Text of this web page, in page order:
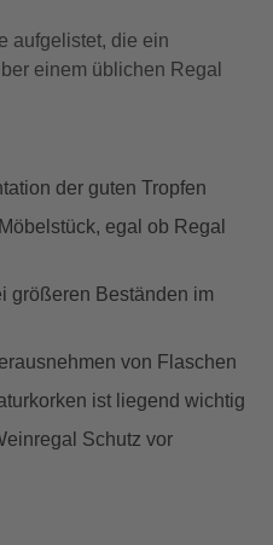
aufgelistet, die ein
einem üblichen Regal
der guten Tropfen
egal ob Regal
größeren Beständen im
von Flaschen
ist liegend wichtig
Schutz vor